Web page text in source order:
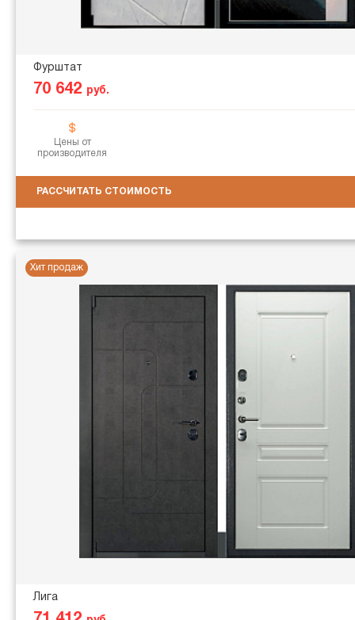
Фурштат
70 642 руб.
Цены от
производителя
РАССЧИТАТЬ СТОИМОСТЬ
Хит продаж
Лига